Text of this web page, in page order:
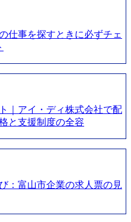
仕事を探すときに必ずチェ
｜アイ・ディ株式会社で配
と支援制度の全容
：富山市企業の求人票の見